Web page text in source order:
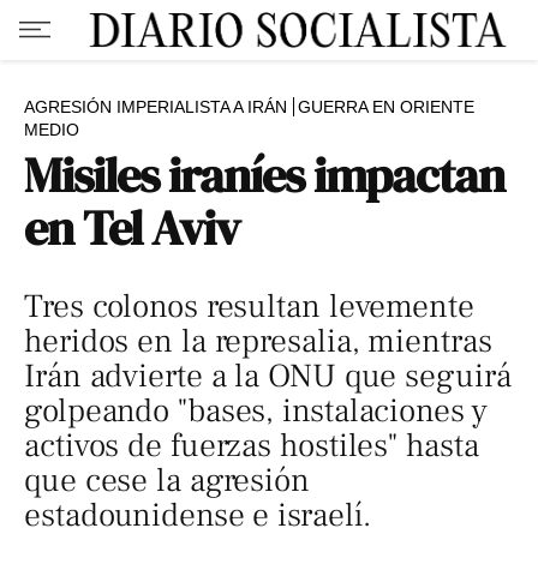
AGRESIÓN IMPERIALISTA A IRÁN
GUERRA EN ORIENTE
MEDIO
Misiles iraníes impactan
en Tel Aviv
Tres colonos resultan levemente
heridos en la represalia, mientras
Irán advierte a la ONU que seguirá
golpeando "bases, instalaciones y
activos de fuerzas hostiles" hasta
que cese la agresión
estadounidense e israelí.